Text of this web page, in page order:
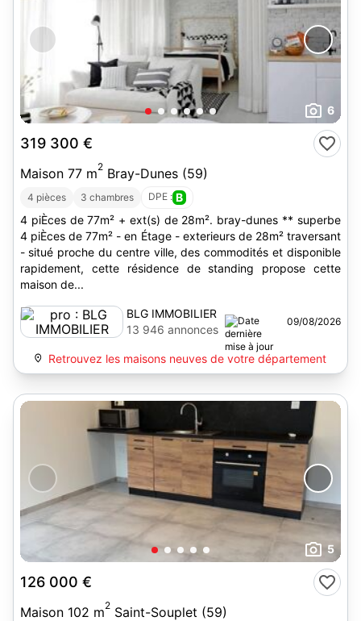
6
319 300 €
Maison 77 m2 Bray-Dunes (59)
4 pièces 3 chambres DPE : B
4 piÈces de 77m² + ext(s) de 28m². bray-dunes ** superbe
4 piÈces de 77m² - en Étage - exterieurs de 28m² traversant
- situé proche du centre ville, des commodités et disponible
rapidement, cette résidence de standing propose cette
maison de...
BLG IMMOBILIER
13 946 annonces
09/08/2026
Retrouvez les maisons neuves de votre département
5
126 000 €
Maison 102 m2 Saint-Souplet (59)